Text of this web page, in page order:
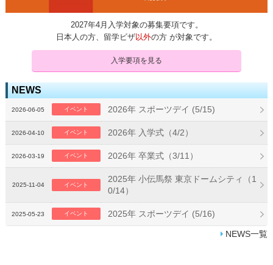
2027年4月入学対象の募集要項です。
日本人の方、留学ビザ以外の方 が対象です。
入学要項を見る
NEWS
2026-06-05 イベント 2026年 スポーツデイ (5/15)
2026-04-10 イベント 2026年 入学式（4/2）
2026-03-19 イベント 2026年 卒業式（3/11）
2025-11-04 イベント
2025年 小伝馬祭 東京ドームシティ（1
0/14）
2025-05-23 イベント 2025年 スポーツデイ (5/16)
NEWS一覧